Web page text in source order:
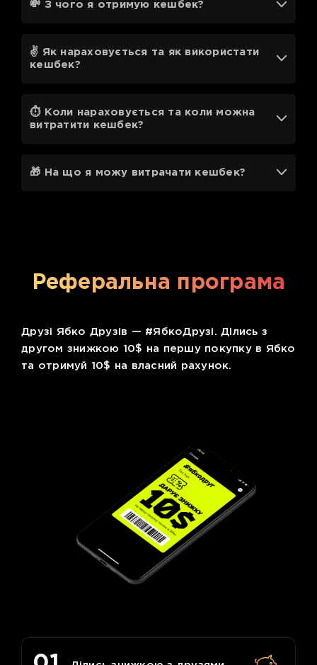
💸 З чого я отримую кешбек?
✌️ Як нараховується та як використати
кешбек?
⏱ Коли нараховується та коли можна
витратити кешбек?
🎁 На що я можу витрачати кешбек?
Реферальна програма
Друзі Ябко Друзів — #ЯбкоДрузі. Ділись з
другом знижкою 10$ на першу покупку в Ябко
та отримуй 10$ на власний рахунок.